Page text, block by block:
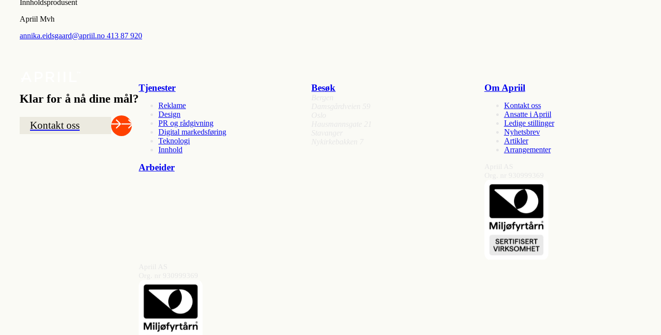
Innholdsprodusent
Apriil Mvh
annika.eidsgaard@apriil.no 413 87 920
Klar for å nå dine mål?
Kontakt oss
Tjenester
Reklame
Design
PR og rådgivning
Digital markedsføring
Teknologi
Innhold
Arbeider
Besøk Om Apriil
Kontakt oss
Ansatte i Apriil
Ledige stillinger
Nyhetsbrev
Artikler
Arrangementer